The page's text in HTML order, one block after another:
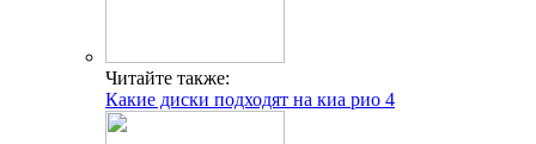
Читайте также:
Какие диски подходят на киа рио 4